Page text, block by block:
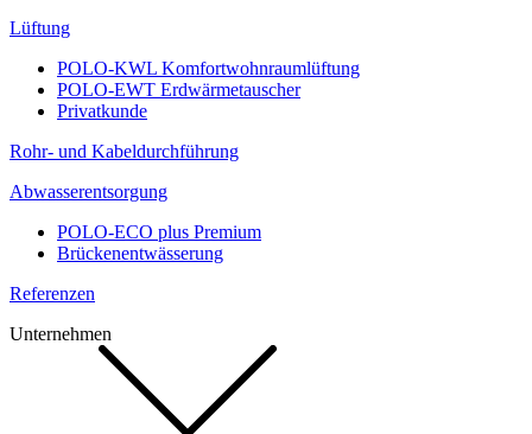
Lüftung
POLO-KWL Komfortwohnraumlüftung
POLO-EWT Erdwärmetauscher
Privatkunde
Rohr- und Kabeldurchführung
Abwasserentsorgung
POLO-ECO plus Premium
Brückenentwässerung
Referenzen
Unternehmen